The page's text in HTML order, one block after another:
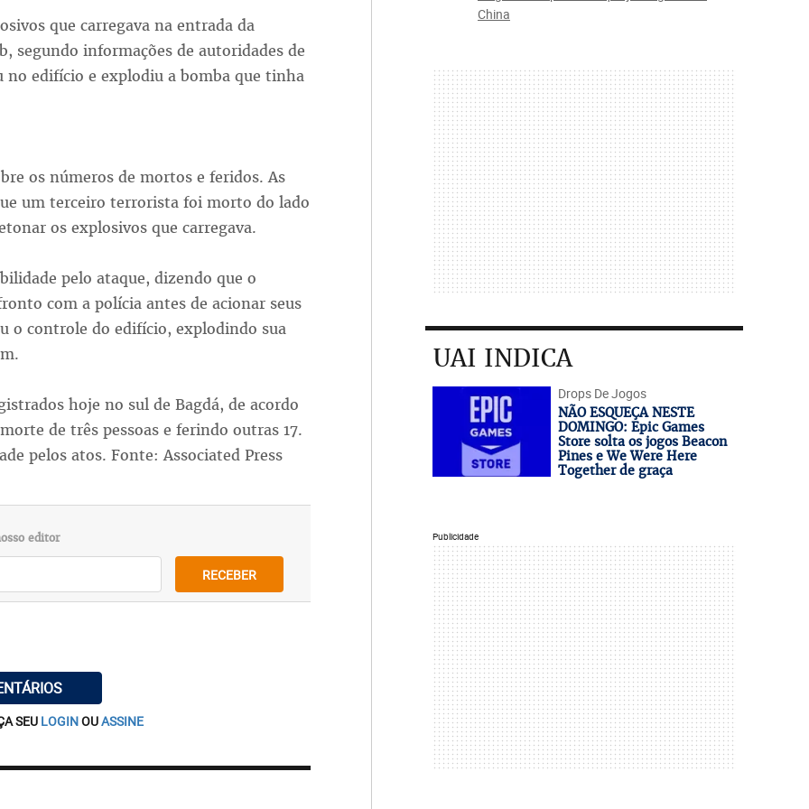
que carregava na entrada da
segundo informações de autoridades de
edifício e explodiu a bomba que tinha
os números de mortos e feridos. As
um terceiro terrorista foi morto do lado
os explosivos que carregava.
pelo ataque, dizendo que o
com a polícia antes de acionar seus
o controle do edifício, explodindo sua
hoje no sul de Bagdá, de acordo
de três pessoas e ferindo outras 17.
pelos atos. Fonte: Associated Press
editor
RECEBER
SEU LOGINOUASSINE
China
UAI INDICA
Drops De Jogos
NÃO ESQUEÇA NESTE
DOMINGO: Epic Games
Store solta os jogos Beacon
Pines e We Were Here
Together de graça
Publicidade